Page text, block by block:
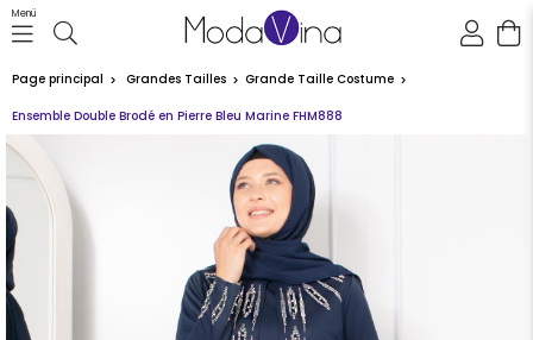
Menü
Page principal Grandes Tailles Grande Taille Costume
Ensemble Double Brodé en Pierre Bleu Marine FHM888